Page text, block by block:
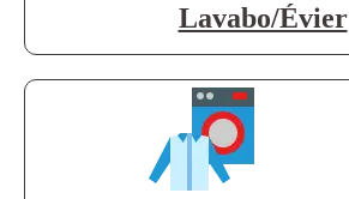
Lavabo/Évier